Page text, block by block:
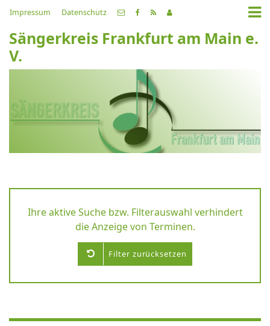
Impressum Datenschutz
Sängerkreis Frankfurt am Main e.
V.
Ihre aktive Suche bzw. Filterauswahl verhindert
die Anzeige von Terminen.
Filter zurücksetzen